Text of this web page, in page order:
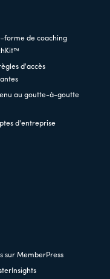
forme de coaching
d'accès
au goutte-à-goutte
d'entreprise
sur MemberPress